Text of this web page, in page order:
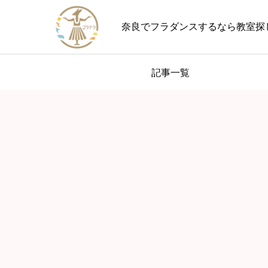
奈良でフラダンスするなら教室
記事一覧